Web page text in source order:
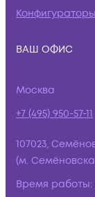
Конфигураторы
ВАШ ОФИС
Москва
+7 (495) 950-57-11
107023,
(м.
Время работы: